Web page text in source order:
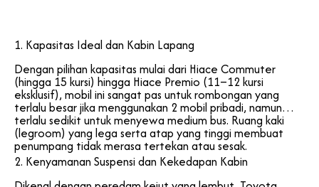
1. Kapasitas Ideal dan Kabin Lapang
Dengan pilihan kapasitas mulai dari Hiace Commuter
(hingga 15 kursi) hingga Hiace Premio (11–12 kursi
eksklusif), mobil ini sangat pas untuk rombongan yang
terlalu besar jika menggunakan 2 mobil pribadi, namun
terlalu sedikit untuk menyewa medium bus. Ruang kaki
(legroom) yang lega serta atap yang tinggi membuat
penumpang tidak merasa tertekan atau sesak.
2. Kenyamanan Suspensi dan Kekedapan Kabin